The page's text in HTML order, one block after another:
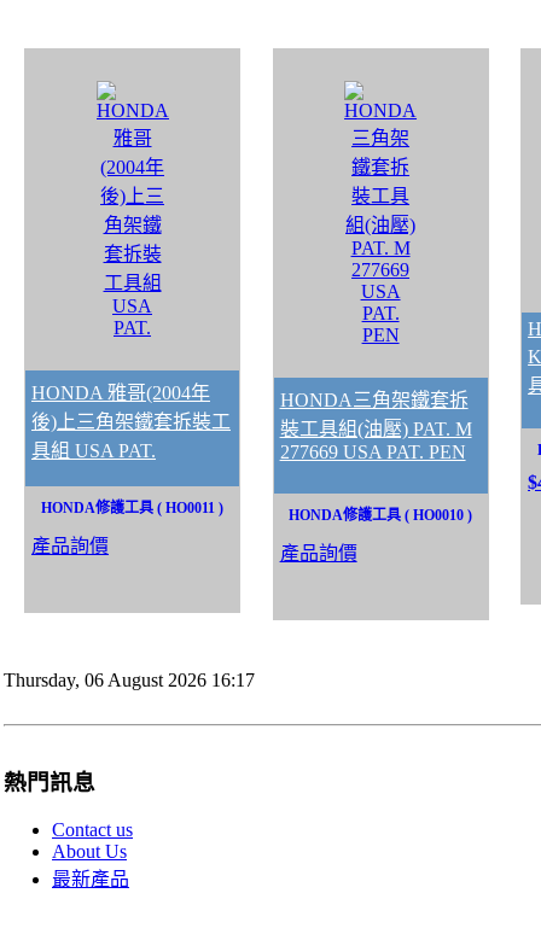
HONDA 雅哥(2004年
後)上三角架鐵套拆裝工
具組 USA PAT.
HONDA修護工具 ( HO0011 )
產品詢價
HONDA三角架鐵套拆
裝工具組(油壓) PAT. M
277669 USA PAT. PEN
HONDA修護工具 ( HO0010 )
產品詢價
Thursday, 06 August 2026 16:17
熱門訊息
Contact us
About Us
最新產品